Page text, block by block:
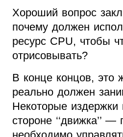
Хороший вопрос
почему должен
ресурс CPU, чтобы
отрисовывать?
В конце концов, это
реально должен
Некоторые издержки
стороне ‘‘движка’’ —